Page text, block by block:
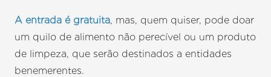
A entrada é gratuita, mas, quem quiser, pode doar
um quilo de alimento não perecível ou um produto
de limpeza, que serão destinados a entidades
benemerentes.